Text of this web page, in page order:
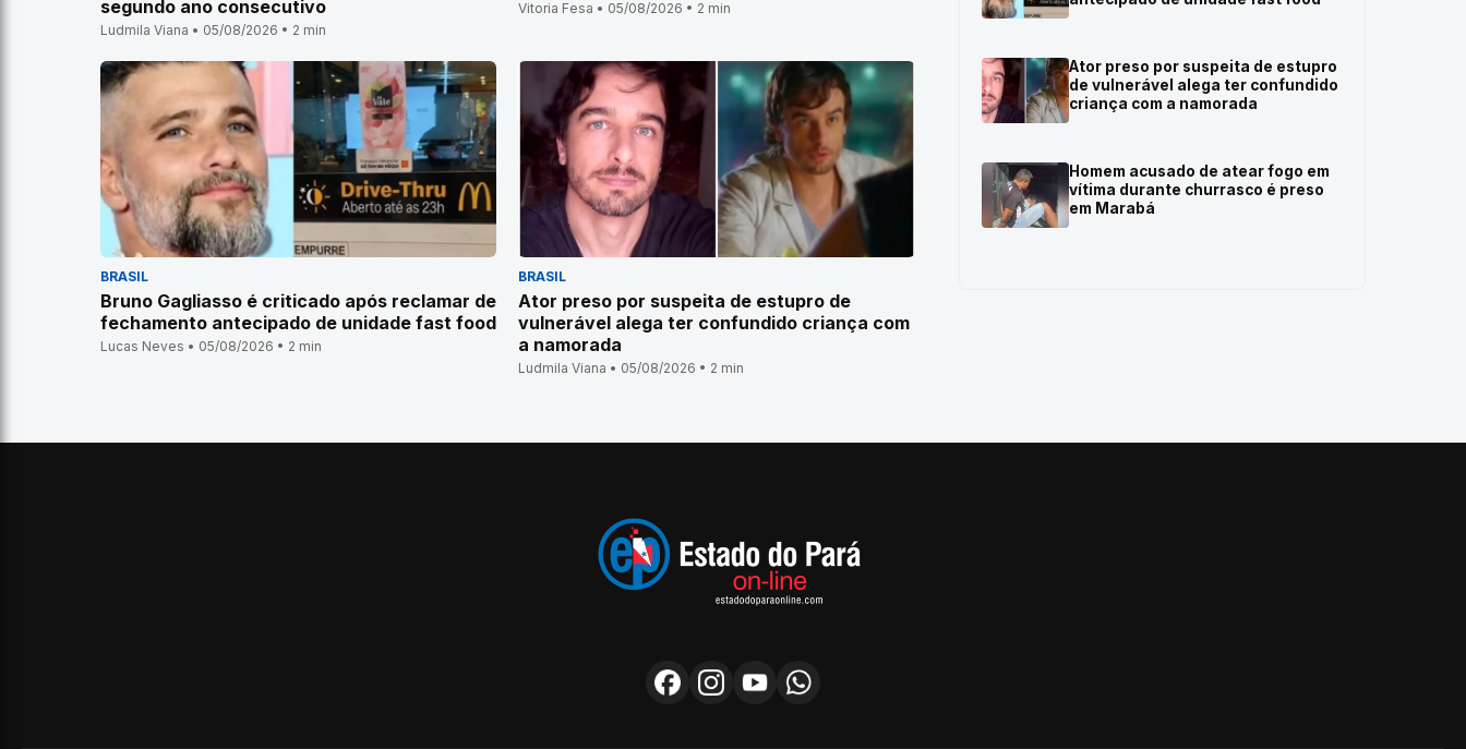
segundo ano consecutivo
Ludmila Viana • 05/08/2026 • 2 min
Vitoria Fesa • 05/08/2026 • 2 min
BRASIL
Bruno Gagliasso é criticado após reclamar de
fechamento antecipado de unidade fast food
Lucas Neves • 05/08/2026 • 2 min
BRASIL
Ator preso por suspeita de estupro de
vulnerável alega ter confundido criança com
a namorada
Ludmila Viana • 05/08/2026 • 2 min
Ator preso por suspeita de estupro
de vulnerável alega ter confundido
criança com a namorada
Homem acusado de atear fogo em
vítima durante churrasco é preso
em Marabá